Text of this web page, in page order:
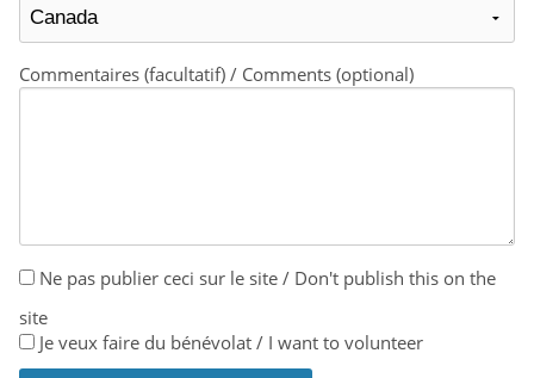
Commentaires (facultatif) / Comments (optional)
Ne pas publier ceci sur le site / Don't publish this on the
site
Je veux faire du bénévolat / I want to volunteer